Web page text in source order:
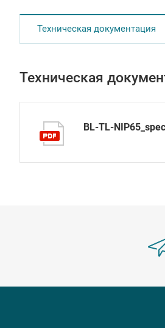
Техническая документация
Техническая
BL-TL-